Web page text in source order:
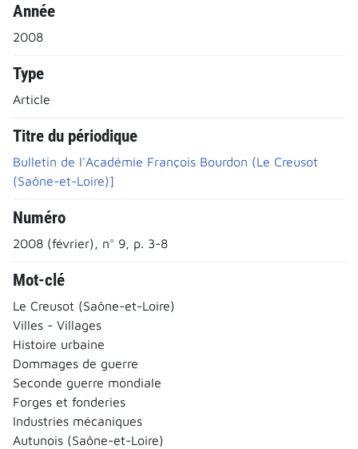
Année
2008
Type
Article
Titre du périodique
Bulletin de l'Académie François Bourdon (Le Creusot
(Saône-et-Loire)]
Numéro
2008 (février), n° 9, p. 3-8
Mot-clé
Le Creusot (Saône-et-Loire)
Villes - Villages
Histoire urbaine
Dommages de guerre
Seconde guerre mondiale
Forges et fonderies
Industries mécaniques
Autunois (Saône-et-Loire)